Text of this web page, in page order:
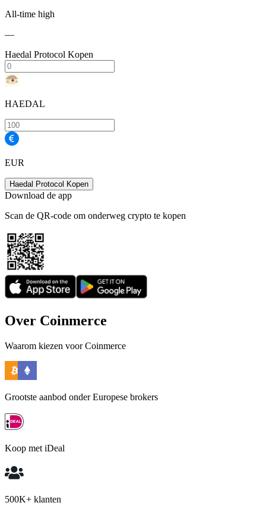
All-time high
—
Haedal Protocol Kopen
HAEDAL
EUR
Haedal Protocol Kopen
Download de app
Scan de QR-code om onderweg crypto te kopen
Over Coinmerce
Waarom kiezen voor Coinmerce
Grootste aanbod onder Europese brokers
Koop met iDeal
500K+ klanten